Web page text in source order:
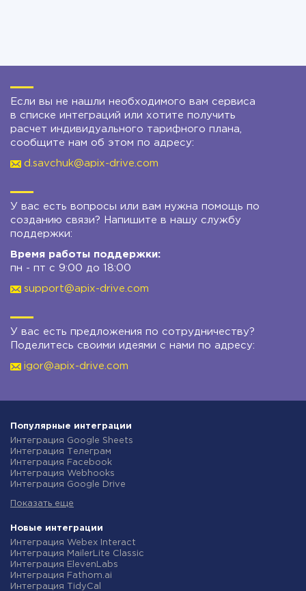
Если вы не нашли необходимого вам сервиса
в списке интеграций или хотите получить
расчет индивидуального тарифного плана,
сообщите нам об этом по адресу:
d.savchuk@apix-drive.com
У вас есть вопросы или вам нужна помощь по
созданию связи? Напишите в нашу службу
поддержки:
Время работы поддержки:
пн - пт с 9:00 до 18:00
support@apix-drive.com
У вас есть предложения по сотрудничеству?
Поделитесь своими идеями с нами по адресу:
igor@apix-drive.com
Популярные интеграции
Интеграция Google Sheets
Интеграция Телеграм
Интеграция Facebook
Интеграция Webhooks
Интеграция Google Drive
Интеграция Gmail
Интеграция Новая Почта
Интеграция Binotel
Интеграция OpenAI (ChatGPT)
Интеграция Prom
Интеграция Приват24
Интеграция OLX
Показать еще
Новые интеграции
Интеграция Webex Interact
Интеграция MailerLite Classic
Интеграция ElevenLabs
Интеграция Fathom.ai
Интеграция TidyCal